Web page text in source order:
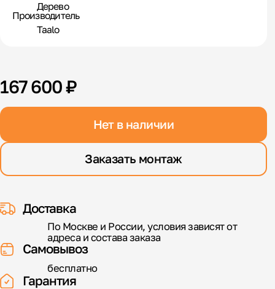
Дерево
Производитель
Taalo
167 600 ₽
Нет в наличии
Заказать монтаж
Доставка
По Москве и России, условия зависят от
адреса и состава заказа
Самовывоз
бесплатно
Гарантия